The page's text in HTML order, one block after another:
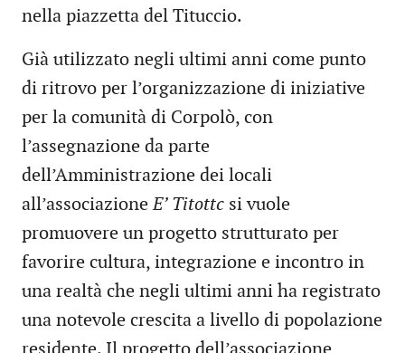
nella piazzetta del Tituccio.
Già utilizzato negli ultimi anni come punto
di ritrovo per l’organizzazione di iniziative
per la comunità di Corpolò, con
l’assegnazione da parte
dell’Amministrazione dei locali
all’associazioneE’ Titottc si vuole
promuovere un progetto strutturato per
favorire cultura, integrazione e incontro in
una realtà che negli ultimi anni ha registrato
una notevole crescita a livello di popolazione